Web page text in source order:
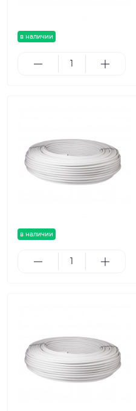
в наличии
в наличии